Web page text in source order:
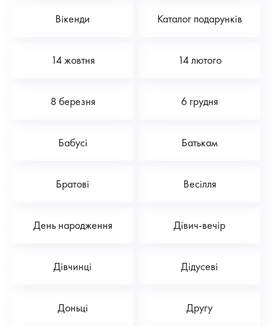
Вікенди Каталог подарунків
14 жовтня 14 лютого
8 березня 6 грудня
Бабусі Батькам
Братові Весілля
День народження Дівич-вечір
Дівчинці Дідусеві
Доньці Другу